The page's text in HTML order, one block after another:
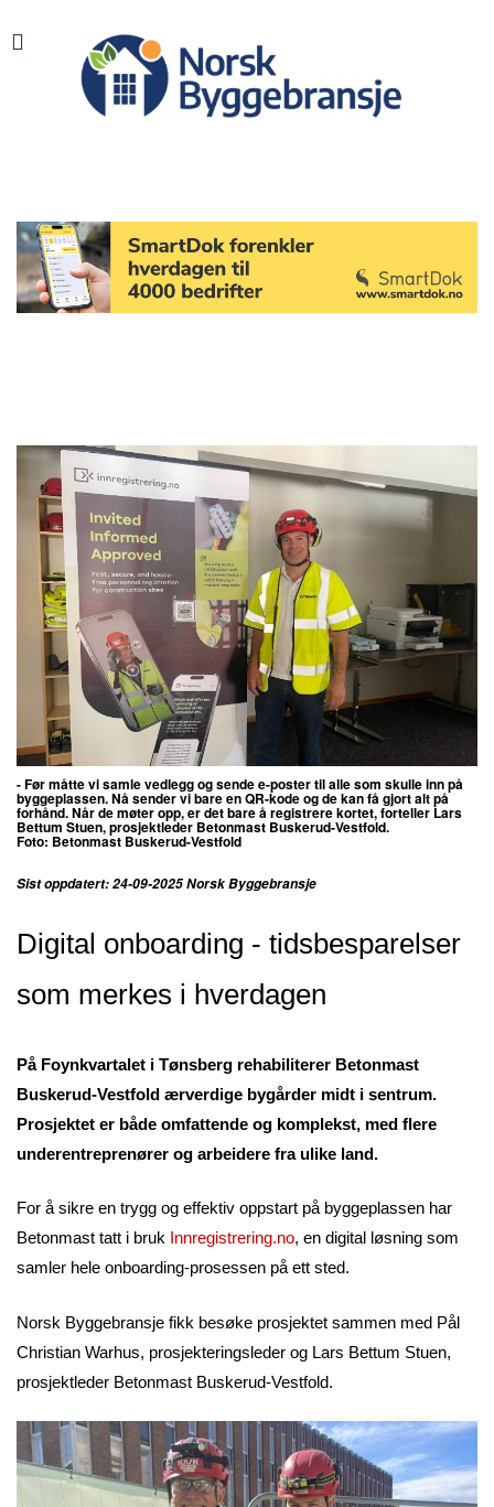
- Før måtte vi samle vedlegg og sende e-poster til alle som skulle inn på
byggeplassen.Nå sender vi bare en QR-kode og de kan få gjort alt på
forhånd. Når de møter opp, er det bare å registrere kortet, fortellerLars
Bettum Stuen, prosjektleder Betonmast Buskerud-Vestfold.
Foto: Betonmast Buskerud-Vestfold
Sist oppdatert: 24-09-2025 Norsk Byggebransje
Digital onboarding - tidsbesparelser
som merkes i hverdagen
På Foynkvartalet i Tønsberg rehabiliterer Betonmast
Buskerud-Vestfold ærverdige bygårder midt i sentrum.
Prosjektet er både omfattende og komplekst, med flere
underentreprenører og arbeidere fra ulike land.
For å sikre en trygg og effektiv oppstart på byggeplassen har
Betonmast tatt i bruk Innregistrering.no, en digital løsning som
samler hele onboarding-prosessen på ett sted.
Norsk Byggebransje fikk besøke prosjektet sammen med Pål
Christian Warhus, prosjekteringsleder og Lars Bettum Stuen,
prosjektleder Betonmast Buskerud-Vestfold.